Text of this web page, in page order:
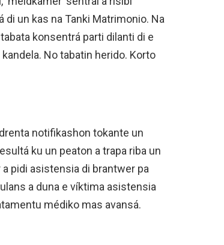
un kas na Tanki Matrimonio. Na
konsentrá parti dilanti di e
No tabatin herido. Korto
notifikashon tokante un
ku un peaton a trapa riba un
pidi asistensia di brantwer pa
a duna e víktima asistensia
médiko mas avansá.